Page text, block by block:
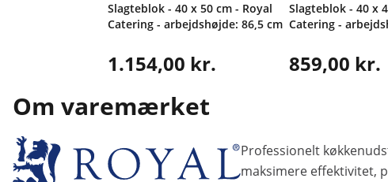
Slagteblok - 40 x 50 cm - Royal
Catering - arbejdshøjde: 86,5 cm
1.154,00 kr.
Slagteblok - 40 x
Catering -
859,00 kr.
Om varemærket
Professionelt
maksimere effektivitet,